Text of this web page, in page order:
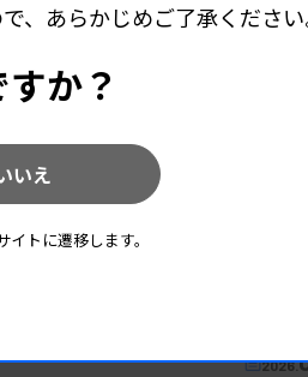
2026.
、あらかじめご了承ください
か？
いえ
トに遷移します。